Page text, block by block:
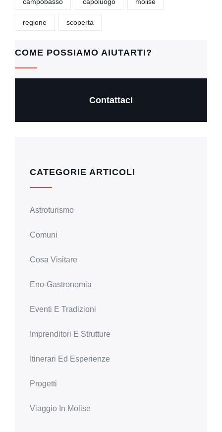
b
o
k
p
k
regione scoperta
COME POSSIAMO AIUTARTI?
Contattaci
CATEGORIE ARTICOLI
Astroturismo
Comuni
Cosa Visitare
Eno-Gastronomia
Eventi E Tradizioni
Imprenditori E Strutture
Itinerari Ed Esperienze
Progetti
Viaggio In Molise